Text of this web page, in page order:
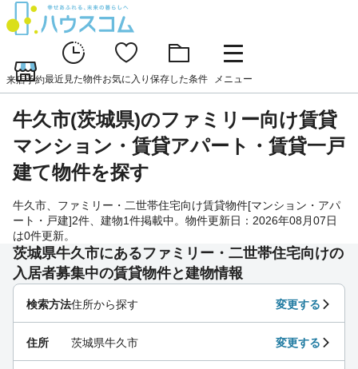
来店予約最近見た物件お気に入り 保存した条件 メニュー
牛久市(茨城県)のファミリー向け賃貸
マンション・賃貸アパート・賃貸一戸
建て物件を探す
牛久市、ファミリー・二世帯住宅向け賃貸物件[マンション・アパ
ート・戸建]2件、建物1件掲載中。物件更新日：2026年08月07日
は0件更新。
茨城県牛久市にあるファミリー・二世帯住宅向けの
入居者募集中の賃貸物件と建物情報
検索方法住所から探す 変更する
住所 茨城県牛久市 変更する